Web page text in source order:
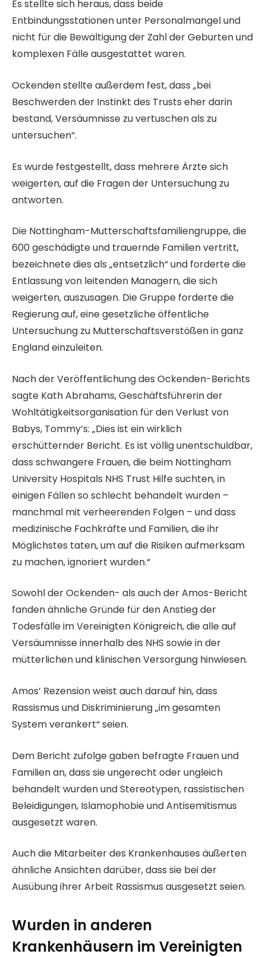
Es stellte sich heraus, dass beide
Entbindungsstationen unter Personalmangel und
nicht für die Bewältigung der Zahl der Geburten und
komplexen Fälle ausgestattet waren.
Ockenden stellte außerdem fest, dass „bei
Beschwerden der Instinkt des Trusts eher darin
bestand, Versäumnisse zu vertuschen als zu
untersuchen“.
Es wurde festgestellt, dass mehrere Ärzte sich
weigerten, auf die Fragen der Untersuchung zu
antworten.
Die Nottingham-Mutterschaftsfamiliengruppe, die
600 geschädigte und trauernde Familien vertritt,
bezeichnete dies als „entsetzlich“ und forderte die
Entlassung von leitenden Managern, die sich
weigerten, auszusagen. Die Gruppe forderte die
Regierung auf, eine gesetzliche öffentliche
Untersuchung zu Mutterschaftsverstößen in ganz
England einzuleiten.
Nach der Veröffentlichung des Ockenden-Berichts
sagte Kath Abrahams, Geschäftsführerin der
Wohltätigkeitsorganisation für den Verlust von
Babys, Tommy’s: „Dies ist ein wirklich
erschütternder Bericht. Es ist völlig unentschuldbar,
dass schwangere Frauen, die beim Nottingham
University Hospitals NHS Trust Hilfe suchten, in
einigen Fällen so schlecht behandelt wurden –
manchmal mit verheerenden Folgen – und dass
medizinische Fachkräfte und Familien, die ihr
Möglichstes taten, um auf die Risiken aufmerksam
zu machen, ignoriert wurden.“
Sowohl der Ockenden- als auch der Amos-Bericht
fanden ähnliche Gründe für den Anstieg der
Todesfälle im Vereinigten Königreich, die alle auf
Versäumnisse innerhalb des NHS sowie in der
mütterlichen und klinischen Versorgung hinwiesen.
Amos’ Rezension weist auch darauf hin, dass
Rassismus und Diskriminierung „im gesamten
System verankert“ seien.
Dem Bericht zufolge gaben befragte Frauen und
Familien an, dass sie ungerecht oder ungleich
behandelt wurden und Stereotypen, rassistischen
Beleidigungen, Islamophobie und Antisemitismus
ausgesetzt waren.
Auch die Mitarbeiter des Krankenhauses äußerten
ähnliche Ansichten darüber, dass sie bei der
Ausübung ihrer Arbeit Rassismus ausgesetzt seien.
Wurden in anderen
Krankenhäusern im Vereinigten